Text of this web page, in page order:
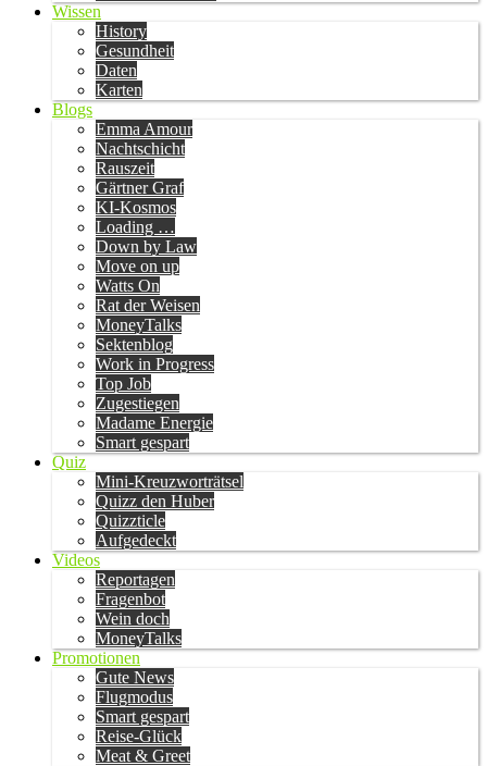
Wissen
History
Gesundheit
Daten
Karten
Blogs
Emma Amour
Nachtschicht
Rauszeit
Gärtner Graf
KI-Kosmos
Loading …
Down by Law
Move on up
Watts On
Rat der Weisen
MoneyTalks
Sektenblog
Work in Progress
Top Job
Zugestiegen
Madame Energie
Smart gespart
Quiz
Mini-Kreuzworträtsel
Quizz den Huber
Quizzticle
Aufgedeckt
Videos
Reportagen
Fragenbot
Wein doch
MoneyTalks
Promotionen
Gute News
Flugmodus
Smart gespart
Reise-Glück
Meat & Greet